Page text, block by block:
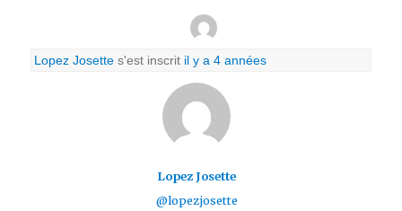
Lopez Josette s'est inscrit il y a 4 années
Lopez Josette
@lopezjosette